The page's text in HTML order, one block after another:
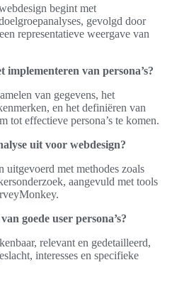
begint met
gevolgd door
representatieve weergave van
van persona’s?
van gegevens, het
en het definiëren van
tot effectieve persona’s te komen.
uit voor webdesign?
uitgevoerd met methodes zoals
aangevuld met tools
goede user persona’s?
relevant en gedetailleerd,
interesses en specifieke